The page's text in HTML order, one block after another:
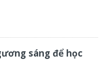
sáng để học